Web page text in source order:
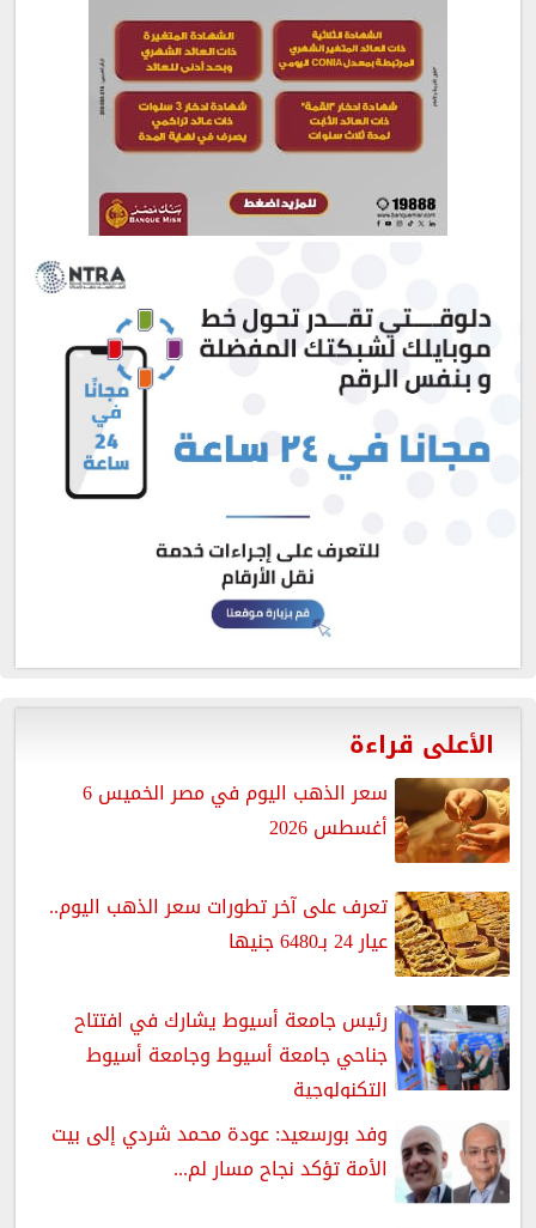
الأعلى قراءة
سعر الذهب اليوم في مصر الخميس 6
أغسطس 2026
تعرف على آخر تطورات سعر الذهب اليوم..
عيار 24 بـ6480 جنيها
رئيس جامعة أسيوط يشارك في افتتاح
جناحي جامعة أسيوط وجامعة أسيوط
التكنولوجية
وفد بورسعيد: عودة محمد شردي إلى بيت
الأمة تؤكد نجاح مسار لم...